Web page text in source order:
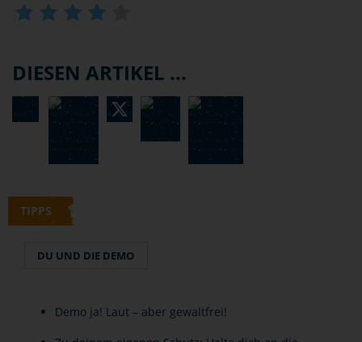
DIESEN ARTIKEL ...
TIPPS
DU UND DIE DEMO
Demo ja! Laut – aber gewaltfrei!